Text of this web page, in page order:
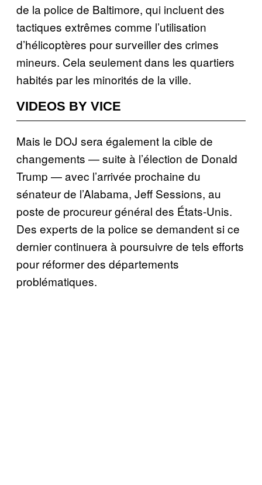
de la police de Baltimore, qui incluent des
tactiques extrêmes comme l’utilisation
d’hélicoptères pour surveiller des crimes
mineurs. Cela seulement dans les quartiers
habités par les minorités de la ville.
VIDEOS BY VICE
Mais le DOJ sera également la cible de
changements — suite à l’élection de Donald
Trump — avec l’arrivée prochaine du
sénateur de l’Alabama, Jeff Sessions, au
poste de procureur général des États-Unis.
Des experts de la police se demandent si ce
dernier continuera à poursuivre de tels efforts
pour réformer des départements
problématiques.